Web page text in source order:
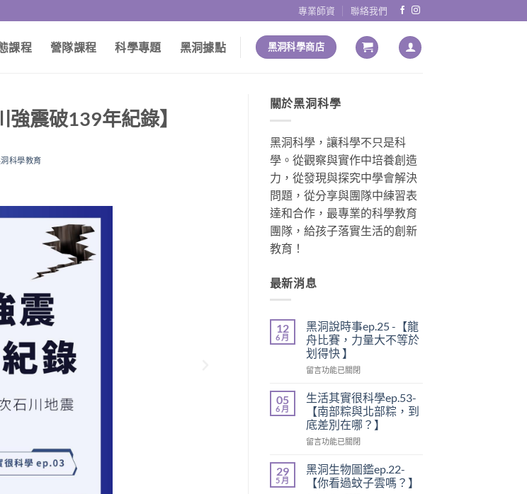
專業師資 聯絡我們
課程 營隊課程 科學專題 黑洞據點 黑洞科學商店
震破139年紀錄】
科學教育
關於黑洞科學
黑洞科學，讓科學不只是科
學。從觀察與實作中培養創造
力，從發現與探究中學會解決
問題，從分享與團隊中練習表
達和合作，最專業的科學教育
團隊，給孩子落實生活的創新
教育！
最新消息
12
6 月
黑洞說時事ep.25 -【龍
舟比賽，力量大不等於
划得快 】
留言功能已關閉
05
6 月
生活其實很科學ep.53-
【南部粽與北部粽，到
底差別在哪？】
留言功能已關閉
29
5 月
黑洞生物圖鑑ep.22-
【你看過蚊子雲嗎？】